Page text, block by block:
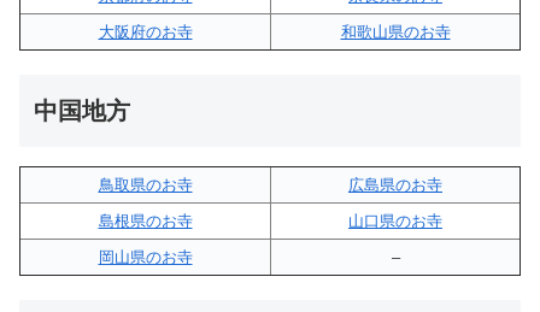
大阪府のお寺
和歌山県のお寺
中国地方
鳥取県のお寺
広島県のお寺
島根県のお寺
山口県のお寺
岡山県のお寺
–